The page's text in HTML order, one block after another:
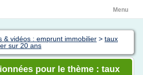
Menu
& vidéos : emprunt immobilier > taux
sur 20 ans
pour le thème : taux